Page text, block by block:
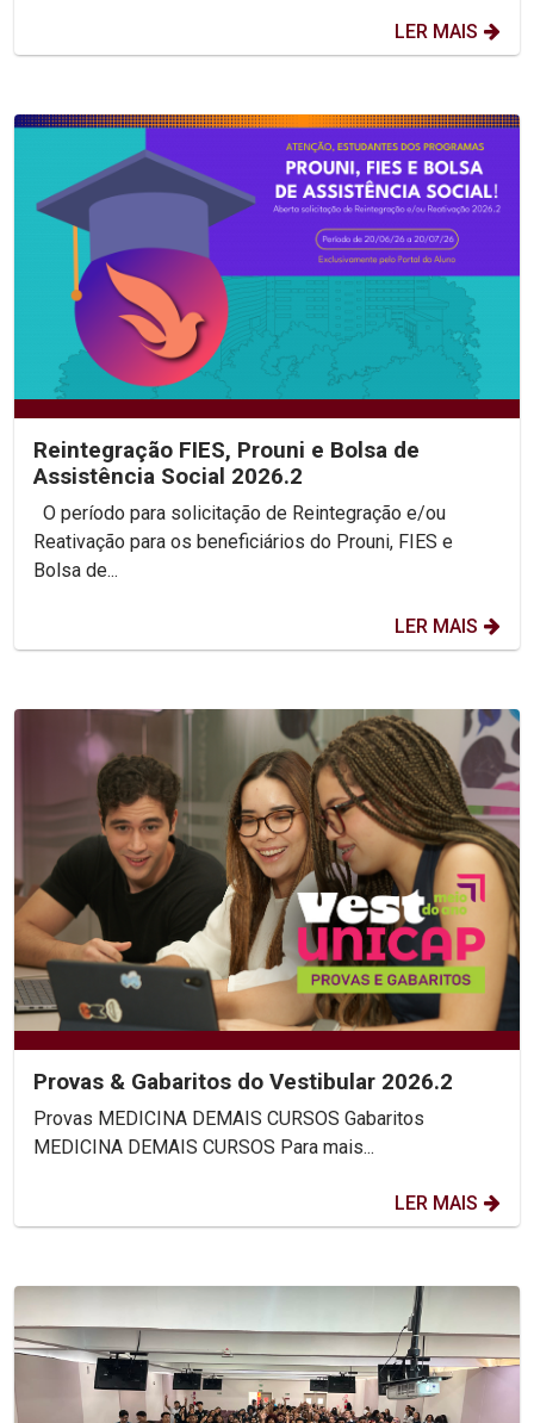
LER MAIS
Reintegração FIES, Prouni e Bolsa de
Assistência Social 2026.2
Reativação para os beneficiários do Prouni, FIES e
Bolsa de...
LER MAIS
Provas & Gabaritos do Vestibular 2026.2
Provas MEDICINA DEMAIS CURSOS Gabaritos
MEDICINA DEMAIS CURSOS Para mais...
LER MAIS